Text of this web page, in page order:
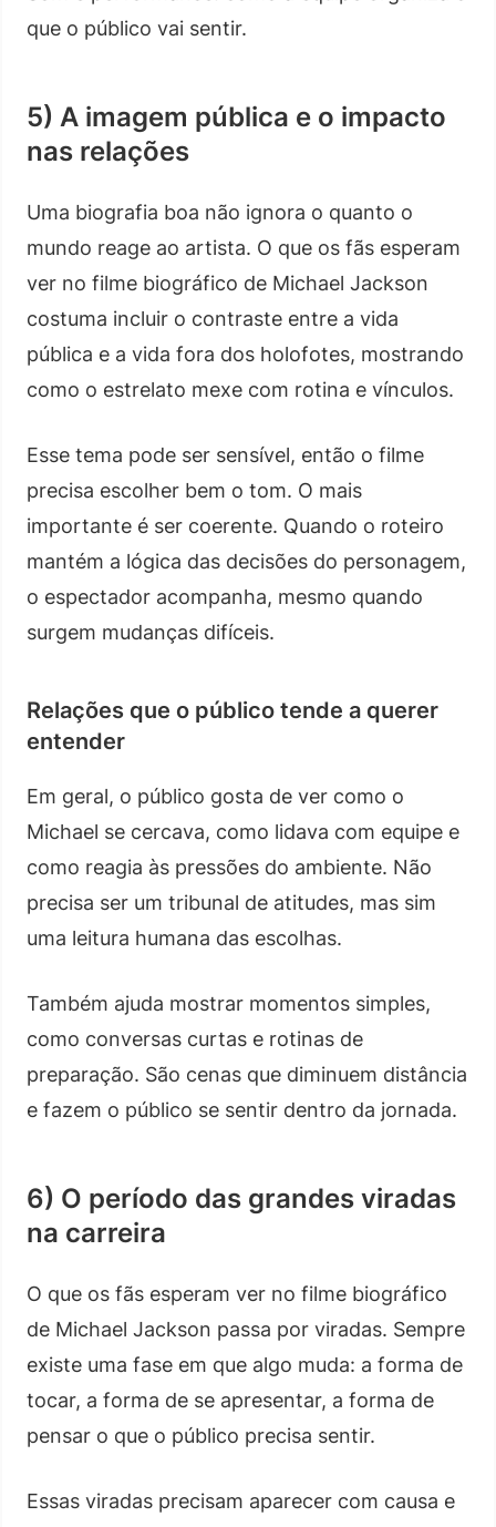
que o público vai sentir.
5) A imagem pública e o impacto
nas relações
Uma biografia boa não ignora o quanto o
mundo reage ao artista. O que os fãs esperam
ver no filme biográfico de Michael Jackson
costuma incluir o contraste entre a vida
pública e a vida fora dos holofotes, mostrando
como o estrelato mexe com rotina e vínculos.
Esse tema pode ser sensível, então o filme
precisa escolher bem o tom. O mais
importante é ser coerente. Quando o roteiro
mantém a lógica das decisões do personagem,
o espectador acompanha, mesmo quando
surgem mudanças difíceis.
Relações que o público tende a querer
entender
Em geral, o público gosta de ver como o
Michael se cercava, como lidava com equipe e
como reagia às pressões do ambiente. Não
precisa ser um tribunal de atitudes, mas sim
uma leitura humana das escolhas.
Também ajuda mostrar momentos simples,
como conversas curtas e rotinas de
preparação. São cenas que diminuem distância
e fazem o público se sentir dentro da jornada.
6) O período das grandes viradas
na carreira
O que os fãs esperam ver no filme biográfico
de Michael Jackson passa por viradas. Sempre
existe uma fase em que algo muda: a forma de
tocar, a forma de se apresentar, a forma de
pensar o que o público precisa sentir.
Essas viradas precisam aparecer com causa e